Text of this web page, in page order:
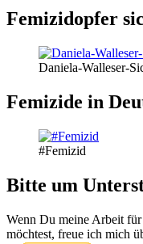
Femizidopfer
Daniela-Walleser-
Femizide in
#Femizid
Bitte um
Wenn Du meine Arbeit
möchtest, freue ich mich